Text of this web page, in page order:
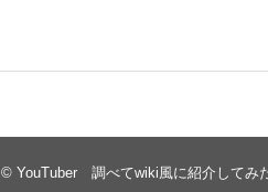
© YouTuber 調べてwiki風に紹介してみ